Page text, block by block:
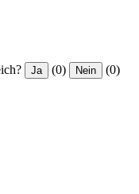
Ja (0) Nein (0)